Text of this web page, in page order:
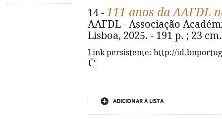
14 - 111 anos da AAFDL
AAFDL - Associação
Lisboa, 2025. - 191 p. ; 23
Link persistente: http://
ADICIONAR À LISTA